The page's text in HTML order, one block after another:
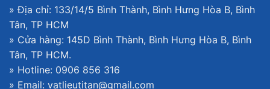
» Địa chỉ: 133/14/5 Bình Thành, Bình Hưng Hòa B, Bình
Tân, TP HCM
» Cửa hàng: 145D Bình Thành, Bình Hưng Hòa B, Bình
Tân, TP HCM.
» Hotline: 0906 856 316
» Email: vatlieutitan@gmail.com